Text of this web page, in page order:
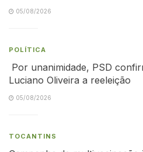
05/08/2026
POLÍTICA
Por unanimidade, PSD
Luciano Oliveira a reeleição
05/08/2026
TOCANTINS